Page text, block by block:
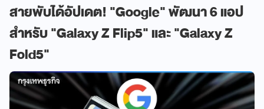
สายพับได้อัปเดต! "Google" พัฒนา 6 แอป
สำหรับ "Galaxy Z Flip5" และ "Galaxy Z
Fold5"